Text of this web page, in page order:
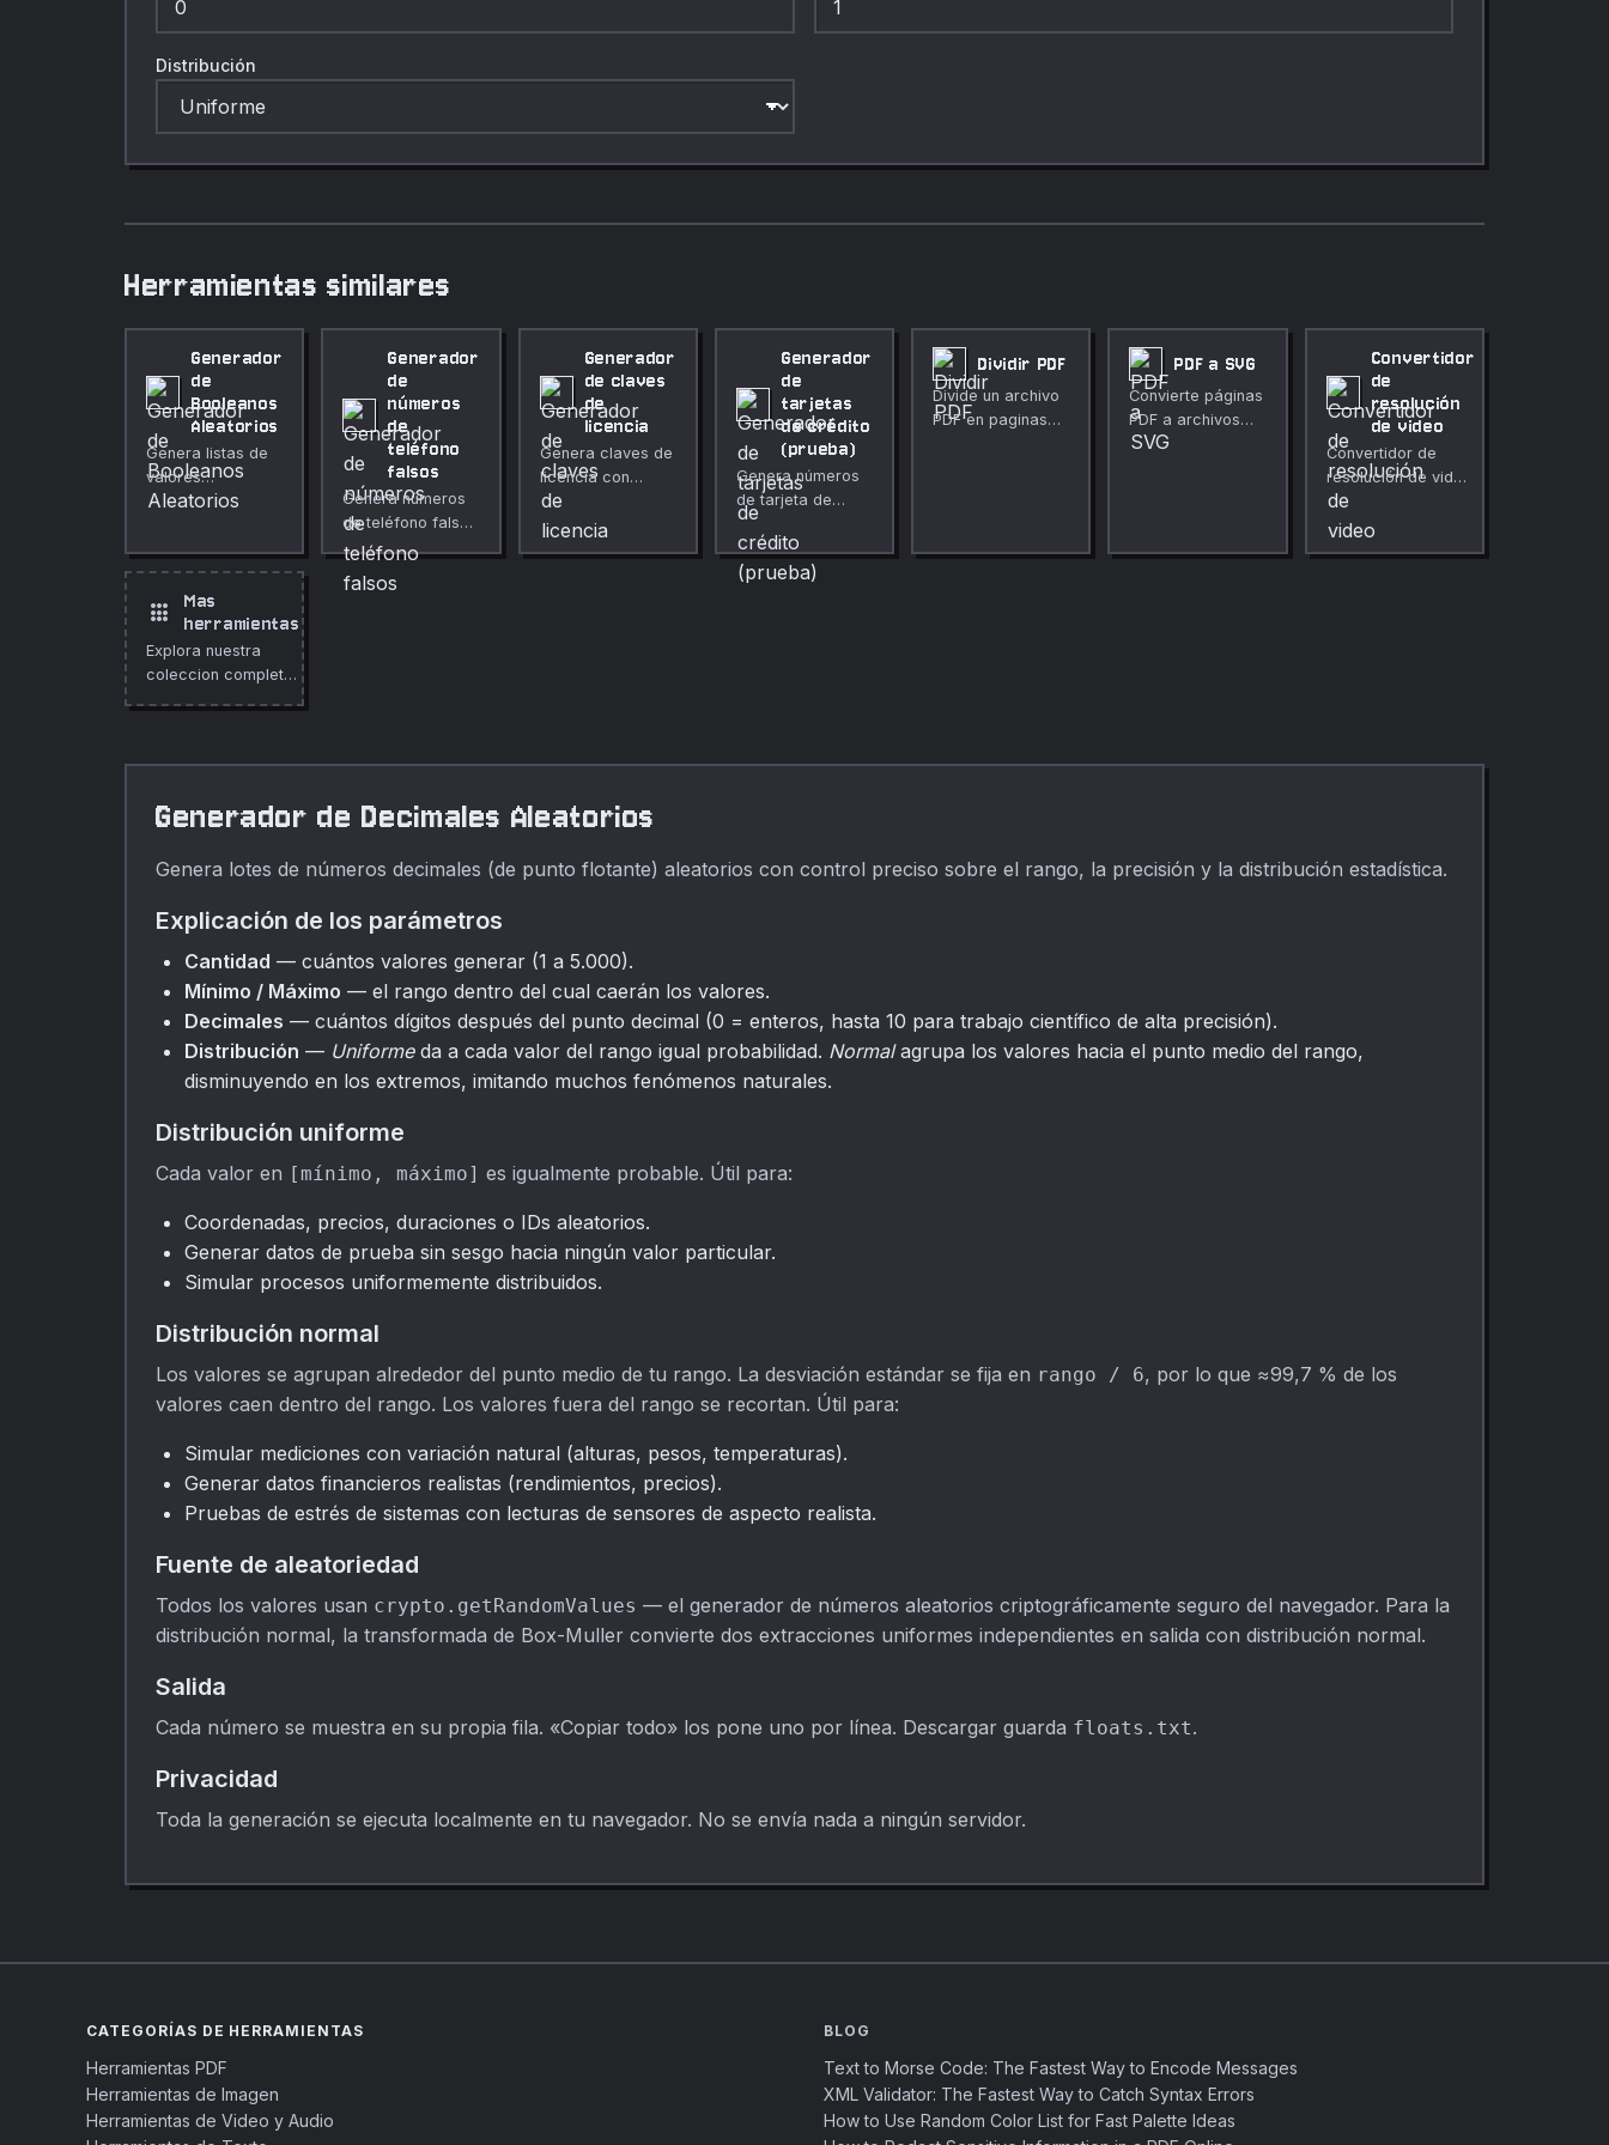
Distribución
Herramientas similares
Generador
de
Booleanos
Aleatorios
Genera listas de
valores
verdadero/falso
probabilidad y
cantidad
configurables.
Generador
de
números
de
teléfono
falsos
Genera números
de teléfono falsos
con formatos
país usando
Generador
de claves
de
licencia
Genera claves de
licencia con
segmentos,
longitud,
separador y
Generador
de
tarjetas
de crédito
(prueba)
Genera números
de tarjeta de
crédito DE
PRUEBA
sintácticamente
Dividir PDF
Divide un archivo
PDF en paginas
PDF a SVG
Convierte páginas
PDF a archivos
vectoriales SVG
Convertidor
de
resolución
de video
Convertidor de
resolución de video
te ayuda a
redimensionar
videos a tamaños
edición diaria.
apps
Mas
herramientas
Explora nuestra
coleccion completa
Generador de Decimales Aleatorios
Genera lotes de números decimales (de punto flotante) aleatorios con control preciso sobre el rango, la precisión y la distribución estadística.
Explicación de los parámetros
Cantidad — cuántos valores generar (1 a 5.000).
Mínimo / Máximo — el rango dentro del cual caerán los valores.
Decimales — cuántos dígitos después del punto decimal (0 = enteros, hasta 10 para trabajo científico de alta precisión).
Distribución — Uniformeda a cada valor del rango igual probabilidad. Normalagrupa los valores hacia el punto medio del rango,
disminuyendo en los extremos, imitando muchos fenómenos naturales.
Distribución uniforme
Cada valor en [mínimo, máximo] es igualmente probable. Útil para:
Coordenadas, precios, duraciones o IDs aleatorios.
Generar datos de prueba sin sesgo hacia ningún valor particular.
Simular procesos uniformemente distribuidos.
Distribución normal
Los valores se agrupan alrededor del punto medio de tu rango. La desviación estándar se fija en rango / 6, por lo que ≈99,7 % de los
valores caen dentro del rango. Los valores fuera del rango se recortan. Útil para:
Simular mediciones con variación natural (alturas, pesos, temperaturas).
Generar datos financieros realistas (rendimientos, precios).
Pruebas de estrés de sistemas con lecturas de sensores de aspecto realista.
Fuente de aleatoriedad
Todos los valores usan crypto.getRandomValues — el generador de números aleatorios criptográficamente seguro del navegador. Para la
distribución normal, la transformada de Box-Muller convierte dos extracciones uniformes independientes en salida con distribución normal.
Salida
Cada número se muestra en su propia fila. «Copiar todo» los pone uno por línea. Descargar guarda floats.txt.
Privacidad
Toda la generación se ejecuta localmente en tu navegador. No se envía nada a ningún servidor.
CATEGORÍAS DE HERRAMIENTAS
Herramientas PDF
Herramientas de Imagen
Herramientas de Video y Audio
BLOG
Text to Morse Code: The Fastest Way to Encode Messages
XML Validator: The Fastest Way to Catch Syntax Errors
How to Use Random Color List for Fast Palette Ideas